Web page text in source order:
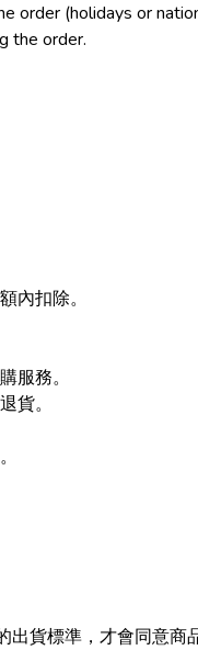
(holidays or
the order.
內扣除。
服務。
貨。
貨標準，才會同意商